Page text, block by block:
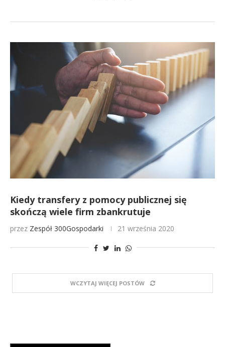
Kiedy transfery z pomocy publicznej się
skończą wiele firm zbankrutuje
przez Zespół 300Gospodarki 21 września 2020
WCZYTAJ WIĘCEJ POSTÓW